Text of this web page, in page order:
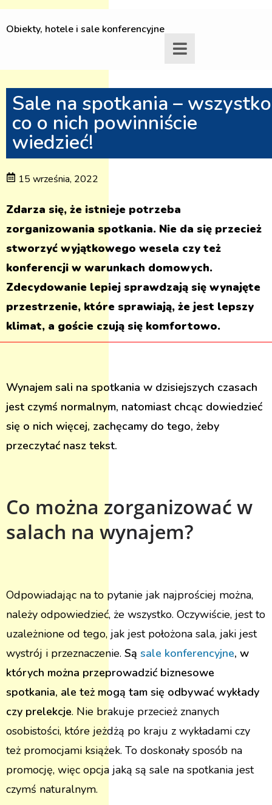
Obiekty, hotele i sale konferencyjne
Sale na spotkania – wszystko
co o nich powinniście
wiedzieć!
15 września, 2022
Zdarza się, że istnieje potrzeba
zorganizowania spotkania. Nie da się przecież
stworzyć wyjątkowego wesela czy też
konferencji w warunkach domowych.
Zdecydowanie lepiej sprawdzają się wynajęte
przestrzenie, które sprawiają, że jest lepszy
klimat, a goście czują się komfortowo.
Wynajem sali na spotkania w dzisiejszych czasach
jest czymś normalnym, natomiast chcąc dowiedzieć
się o nich więcej, zachęcamy do tego, żeby
przeczytać nasz tekst.
Co można zorganizować w
salach na wynajem?
Odpowiadając na to pytanie jak najprościej można,
należy odpowiedzieć, że wszystko. Oczywiście, jest to
uzależnione od tego, jak jest położona sala, jaki jest
wystrój i przeznaczenie. Są sale konferencyjne, w
których można przeprowadzić biznesowe
spotkania, ale też mogą tam się odbywać wykłady
czy prelekcje. Nie brakuje przecież znanych
osobistości, które jeżdżą po kraju z wykładami czy
też promocjami książek. To doskonały sposób na
promocję, więc opcja jaką są sale na spotkania jest
czymś naturalnym.